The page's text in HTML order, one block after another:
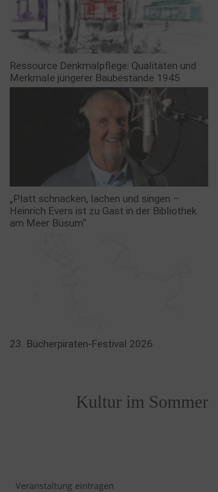
Ressource Denkmalpflege: Qualitäten und
Merkmale jüngerer Baubestände 1945
„Platt schnacken, lachen und singen –
Heinrich Evers ist zu Gast in der Bibliothek
am Meer Büsum“
23. Bücherpiraten-Festival 2026
Kultur im Sommer
Veranstaltung eintragen